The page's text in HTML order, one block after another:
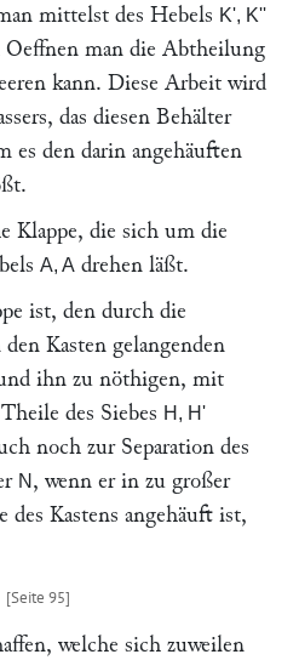
mittelst des Hebels K', K''
Oeffnen man die Abtheilung
kann. Diese Arbeit wird
das diesen Behälter
es den darin angehäuften
Klappe, die sich um die
A, A drehen läßt.
ist, den durch die
den Kasten gelangenden
ihn zu nöthigen, mit
des Siebes H, H'
noch zur Separation des
N , wenn er in zu großer
des Kastens angehäuft ist,
welche sich zuweilen